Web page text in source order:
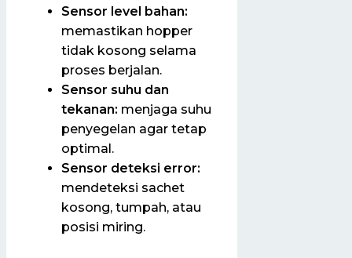
Sensor level bahan:
memastikan hopper
tidak kosong selama
proses berjalan.
Sensor suhu dan
tekanan: menjaga suhu
penyegelan agar tetap
optimal.
Sensor deteksi error:
mendeteksi sachet
kosong, tumpah, atau
posisi miring.